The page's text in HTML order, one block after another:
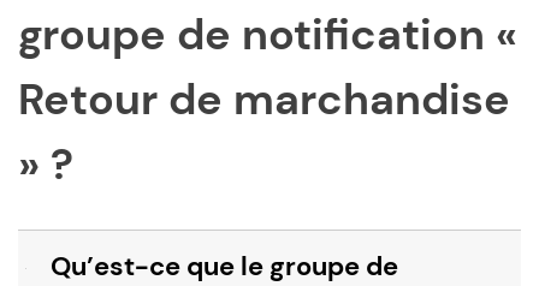
groupe de notification «
Retour de marchandise
» ?
Qu’est-ce que le groupe de